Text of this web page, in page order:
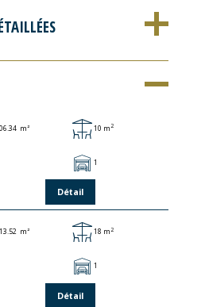
m² 10 m2
1
Détail
m² 18 m2
1
Détail